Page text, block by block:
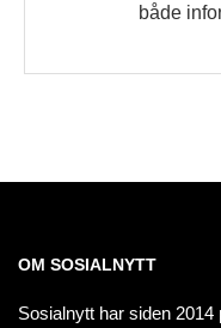
både
OM SOSIALNYTT
Sosialnytt har siden